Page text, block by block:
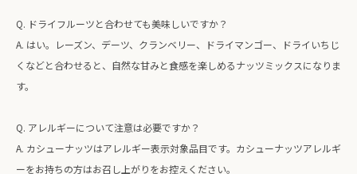
Q. ドライフルーツと合わせても美味しいですか？
A. はい。レーズン、デーツ、クランベリー、ドライマンゴー、ドライいちじ
くなどと合わせると、自然な甘みと食感を楽しめるナッツミックスになりま
す。
Q. アレルギーについて注意は必要ですか？
A. カシューナッツはアレルギー表示対象品目です。カシューナッツアレルギ
ーをお持ちの方はお召し上がりをお控えください。